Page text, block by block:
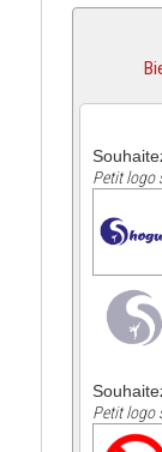
Petit logo
Petit logo